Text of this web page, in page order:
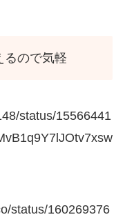
るので気軽
status/15566441
status/160269376